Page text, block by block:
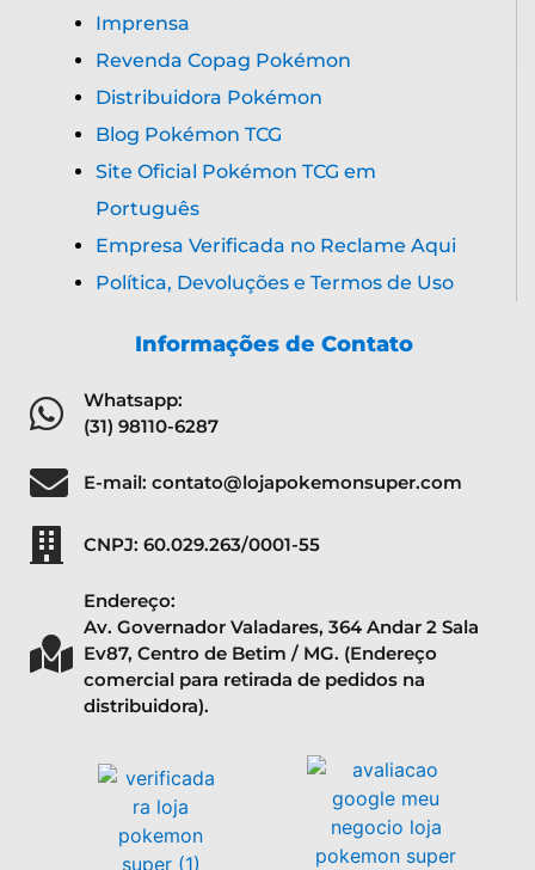
Imprensa
Revenda Copag Pokémon
Distribuidora Pokémon
Blog Pokémon TCG
Site Oficial Pokémon TCG em
Português
Empresa Verificada no Reclame Aqui
Política, Devoluções e Termos de Uso
Informações de Contato
Whatsapp:
(31) 98110-6287
E-mail: contato@lojapokemonsuper.com
CNPJ: 60.029.263/0001-55
Endereço:
Av. Governador Valadares, 364 Andar 2 Sala
Ev87, Centro de Betim / MG. (Endereço
comercial para retirada de pedidos na
distribuidora).